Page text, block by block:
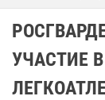
УЧАСТИЕ